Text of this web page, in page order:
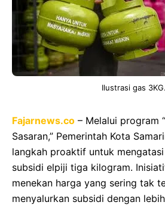
Ilustrasi gas 3KG.
Fajarnews.co – Melalui program
Sasaran,” Pemerintah Kota
langkah proaktif untuk
subsidi elpiji tiga kilogram.
menekan harga yang sering tak
menyalurkan subsidi dengan